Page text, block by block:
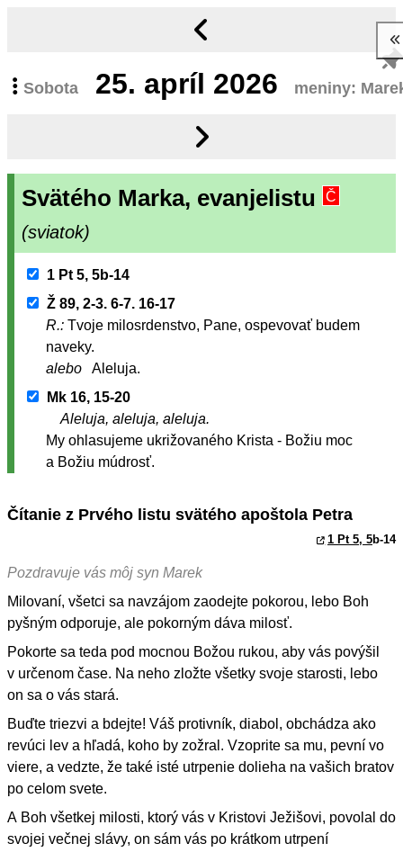
Sobota 25. apríl 2026 meniny:
Svätého Marka, evanjelistu Č
(sviatok)
1 Pt 5, 5b-14
Ž 89, 2-3. 6-7. 16-17
R.: Tvoje milosrdenstvo, Pane, ospevovať budem
naveky.
alebo
Aleluja.
Mk 16, 15-20
Aleluja, aleluja, aleluja.
My ohlasujeme ukrižovaného Krista - Božiu moc
a Božiu múdrosť.
Čítanie z Prvého listu svätého apoštola Petra
1 Pt 5, 5b-14
Pozdravuje vás môj syn Marek
Milovaní, všetci sa navzájom zaodejte pokorou, lebo Boh
pyšným odporuje, ale pokorným dáva milosť.
Pokorte sa teda pod mocnou Božou rukou, aby vás povýšil
v určenom čase. Na neho zložte všetky svoje starosti, lebo
on sa o vás stará.
Buďte triezvi a bdejte! Váš protivník, diabol, obchádza ako
revúci lev a hľadá, koho by zožral. Vzoprite sa mu, pevní vo
viere, a vedzte, že také isté utrpenie dolieha na vašich bratov
po celom svete.
A Boh všetkej milosti, ktorý vás v Kristovi Ježišovi, povolal do
svojej večnej slávy, on sám vás po krátkom utrpení